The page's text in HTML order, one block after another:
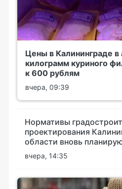
Цены в Калининграде в
килограмм куриного
к 600 рублям
вчера, 09:39
Нормативы
проектирования
области вновь
вчера, 14:35